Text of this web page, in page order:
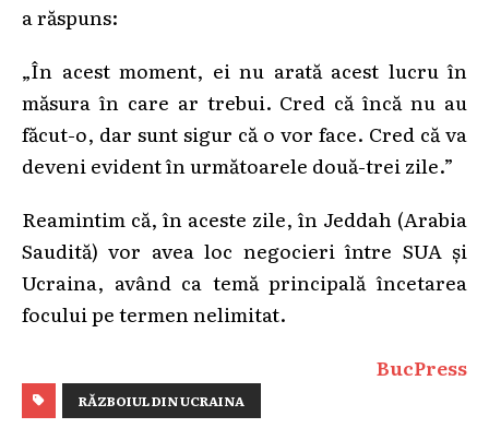
a răspuns:
„În acest moment, ei nu arată acest lucru în
măsura în care ar trebui. Cred că încă nu au
făcut-o, dar sunt sigur că o vor face. Cred că va
deveni evident în următoarele două-trei zile.”
Reamintim că, în aceste zile, în Jeddah (Arabia
Saudită) vor avea loc negocieri între SUA și
Ucraina, având ca temă principală încetarea
focului pe termen nelimitat.
BucPress
RĂZBOIUL DIN UCRAINA